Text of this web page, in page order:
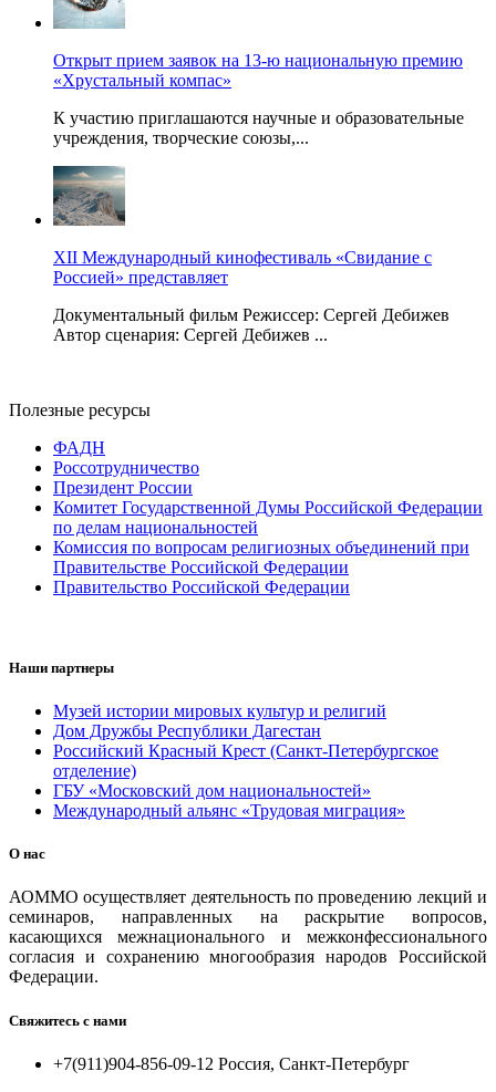
Открыт прием заявок на 13-ю национальную премию
«Хрустальный компас»
К участию приглашаются научные и образовательные
учреждения, творческие союзы,...
XII Международный кинофестиваль «Свидание с
Россией» представляет
Документальный фильм Режиссер: Сергей Дебижев
Автор сценария: Сергей Дебижев ...
Полезные ресурсы
ФАДН
Россотрудничество
Президент России
Комитет Государственной Думы Российской Федерации
по делам национальностей
Комиссия по вопросам религиозных объединений при
Правительстве Российской Федерации
Правительство Российской Федерации
Наши партнеры
Музей истории мировых культур и религий
Дом Дружбы Республики Дагестан
Российский Красный Крест (Санкт-Петербургское
отделение)
ГБУ «Московский дом национальностей»
Международный альянс «Трудовая миграция»
О нас
АОММО осуществляет деятельность по проведению лекций и
семинаров, направленных на раскрытие вопросов,
касающихся межнационального и межконфессионального
согласия и сохранению многообразия народов Российской
Федерации.
Свяжитесь с нами
+7(911)904-856-09-12 Россия, Санкт-Петербург